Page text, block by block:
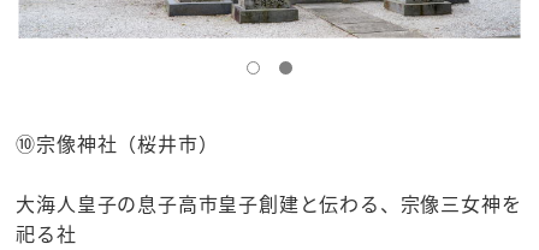
⑩宗像神社（桜井市）
大海人皇子の息子高市皇子創建と伝わる、宗像三女神を
祀る社